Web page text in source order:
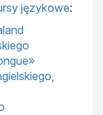
językowe: